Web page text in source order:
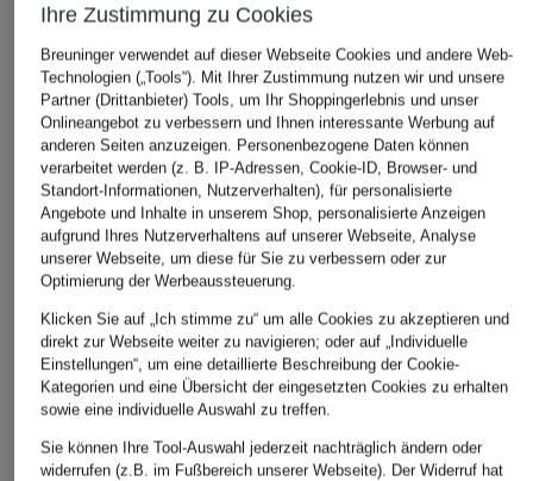
Ursprünglich:
ÄHNLICHE ARTIKEL ENTDECKEN
Ihre Zustimmung zu Cookies
Breuninger verwendet auf dieser Webseite Cookies und andere Web-
Technologien („Tools“). Mit Ihrer Zustimmung nutzen wir und unsere
Partner (Drittanbieter) Tools, um Ihr Shoppingerlebnis und unser
Onlineangebot zu verbessern und Ihnen interessante Werbung auf
anderen Seiten anzuzeigen. Personenbezogene Daten können
verarbeitet werden (z. B. IP-Adressen, Cookie-ID, Browser- und
Standort-Informationen, Nutzerverhalten), für personalisierte
Angebote und Inhalte in unserem Shop, personalisierte Anzeigen
aufgrund Ihres Nutzerverhaltens auf unserer Webseite, Analyse
unserer Webseite, um diese für Sie zu verbessern oder zur
Optimierung der Werbeaussteuerung.
Klicken Sie auf „Ich stimme zu“ um alle Cookies zu akzeptieren und
direkt zur Webseite weiter zu navigieren; oder auf „Individuelle
Einstellungen“, um eine detaillierte Beschreibung der Cookie-
Kategorien und eine Übersicht der eingesetzten Cookies zu erhalten
sowie eine individuelle Auswahl zu treffen.
Sie können Ihre Tool-Auswahl jederzeit nachträglich ändern oder
widerrufen (z.B. im Fußbereich unserer Webseite). Der Widerruf hat